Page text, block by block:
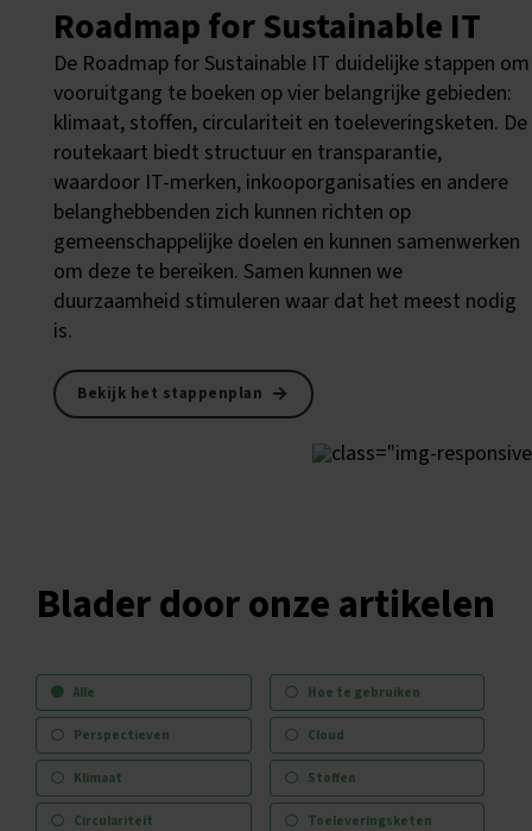
Roadmap for Sustainable IT
De Roadmap for Sustainable IT duidelijke stappen om
vooruitgang te boeken op vier belangrijke gebieden:
klimaat, stoffen, circulariteit en toeleveringsketen. De
routekaart biedt structuur en transparantie,
waardoor IT-merken, inkooporganisaties en andere
belanghebbenden zich kunnen richten op
gemeenschappelijke doelen en kunnen samenwerken
om deze te bereiken. Samen kunnen we
duurzaamheid stimuleren waar dat het meest nodig
is.
Bekijk het stappenplan
Blader door onze artikelen
Alle Hoe te gebruiken
Perspectieven Cloud
Klimaat Stoffen
Circulariteit Toeleveringsketen